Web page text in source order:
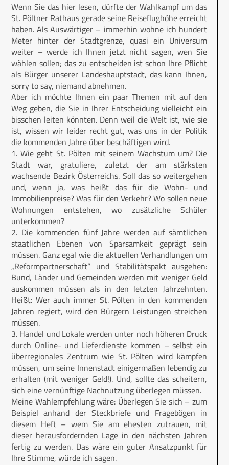
Wenn Sie das hier lesen, dürfte der Wahlkampf um das
St. Pöltner Rathaus gerade seine Reiseflughöhe erreicht
haben. Als Auswärtiger – immerhin wohne ich hundert
Meter hinter der Stadtgrenze, quasi ein Universum
weiter – werde ich Ihnen jetzt nicht sagen, wen Sie
wählen sollen; das zu entscheiden ist schon Ihre Pflicht
als Bürger unserer Landeshauptstadt, das kann Ihnen,
sorry to say, niemand abnehmen.
Aber ich möchte Ihnen ein paar Themen mit auf den
Weg geben, die Sie in Ihrer Entscheidung vielleicht ein
bisschen leiten könnten. Denn weil die Welt ist, wie sie
ist, wissen wir leider recht gut, was uns in der Politik
die kommenden Jahre über beschäftigen wird.
1. Wie geht St. Pölten mit seinem Wachstum um? Die
Stadt war, gratuliere, zuletzt der am stärksten
wachsende Bezirk Österreichs. Soll das so weitergehen
und, wenn ja, was heißt das für die Wohn- und
Immobilienpreise? Was für den Verkehr? Wo sollen neue
Wohnungen entstehen, wo zusätzliche Schüler
unterkommen?
2. Die kommenden fünf Jahre werden auf sämtlichen
staatlichen Ebenen von Sparsamkeit geprägt sein
müssen. Ganz egal wie die aktuellen Verhandlungen um
„Reformpartnerschaft“ und Stabilitätspakt ausgehen:
Bund, Länder und Gemeinden werden mit weniger Geld
auskommen müssen als in den letzten Jahrzehnten.
Heißt: Wer auch immer St. Pölten in den kommenden
Jahren regiert, wird den Bürgern Leistungen streichen
müssen.
3. Handel und Lokale werden unter noch höheren Druck
durch Online- und Lieferdienste kommen – selbst ein
überregionales Zentrum wie St. Pölten wird kämpfen
müssen, um seine Innenstadt einigermaßen lebendig zu
erhalten (mit weniger Geld!). Und, sollte das scheitern,
sich eine vernünftige Nachnutzung überlegen müssen.
Meine Wahlempfehlung wäre: Überlegen Sie sich – zum
Beispiel anhand der Steckbriefe und Fragebögen in
diesem Heft – wem Sie am ehesten zutrauen, mit
dieser herausfordernden Lage in den nächsten Jahren
fertig zu werden. Das wäre ein guter Ansatzpunkt für
Ihre Stimme, würde ich sagen.